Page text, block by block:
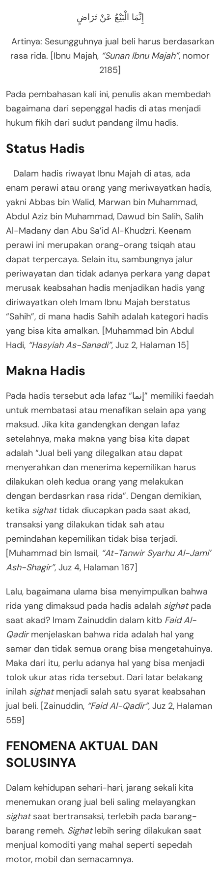
‌إِنَّمَا ‌الْبَيْعُ ‌عَنْ ‌تَرَاضٍ
Artinya: Sesungguhnya jual beli harus berdasarkan
rasa rida. [Ibnu Majah, “Sunan Ibnu Majah”, nomor
2185]
Pada pembahasan kali ini, penulis akan membedah
bagaimana dari sepenggal hadis di atas menjadi
hukum fikih dari sudut pandang ilmu hadis.
Status Hadis
Dalam hadis riwayat Ibnu Majah di atas, ada
enam perawi atau orang yang meriwayatkan hadis,
yakni Abbas bin Walid, Marwan bin Muhammad,
Abdul Aziz bin Muhammad, Dawud bin Salih, Salih
Al-Madany dan Abu Sa’id Al-Khudzri. Keenam
perawi ini merupakan orang-orang tsiqah atau
dapat terpercaya. Selain itu, sambungnya jalur
periwayatan dan tidak adanya perkara yang dapat
merusak keabsahan hadis menjadikan hadis yang
diriwayatkan oleh Imam Ibnu Majah berstatus
“Sahih”, di mana hadis Sahih adalah kategori hadis
yang bisa kita amalkan. [Muhammad bin Abdul
Hadi, “Hasyiah As-Sanadi”, Juz 2, Halaman 15]
Makna Hadis
Pada hadis tersebut ada lafaz “إنما” memiliki faedah
untuk membatasi atau menafikan selain apa yang
maksud. Jika kita gandengkan dengan lafaz
setelahnya, maka makna yang bisa kita dapat
adalah “Jual beli yang dilegalkan atau dapat
menyerahkan dan menerima kepemilikan harus
dilakukan oleh kedua orang yang melakukan
dengan berdasrkan rasa rida”. Dengan demikian,
ketika sighattidak diucapkan pada saat akad,
transaksi yang dilakukan tidak sah atau
pemindahan kepemilikan tidak bisa terjadi.
[Muhammad bin Ismail, “At-Tanwir Syarhu Al-Jami’
Ash-Shagir”, Juz 4, Halaman 167]
Lalu, bagaimana ulama bisa menyimpulkan bahwa
rida yang dimaksud pada hadis adalah sighatpada
saat akad? Imam Zainuddin dalam kitb Faid Al-
Qadirmenjelaskan bahwa rida adalah hal yang
samar dan tidak semua orang bisa mengetahuinya.
Maka dari itu, perlu adanya hal yang bisa menjadi
tolok ukur atas rida tersebut. Dari latar belakang
inilah sighatmenjadi salah satu syarat keabsahan
jual beli. [Zainuddin, “Faid Al-Qadir”, Juz 2, Halaman
559]
FENOMENA AKTUAL DAN
SOLUSINYA
Dalam kehidupan sehari-hari, jarang sekali kita
menemukan orang jual beli saling melayangkan
sighatsaat bertransaksi, terlebih pada barang-
barang remeh. Sighatlebih sering dilakukan saat
menjual komoditi yang mahal seperti sepedah
motor, mobil dan semacamnya.